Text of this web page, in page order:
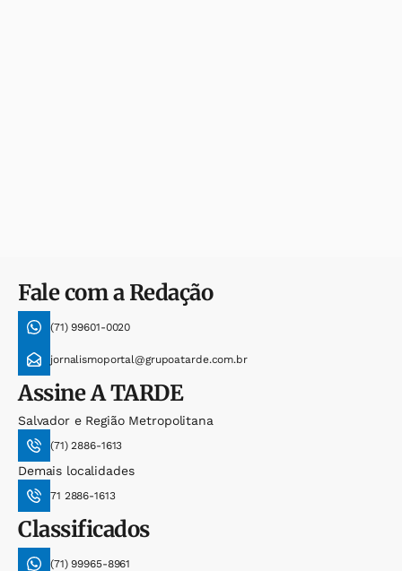
Fale com a Redação
(71) 99601-0020
jornalismoportal@grupoatarde.com.br
AssineA TARDE
Salvador e Região Metropolitana
(71) 2886-1613
Demais localidades
71 2886-1613
Classificados
(71) 99965-8961